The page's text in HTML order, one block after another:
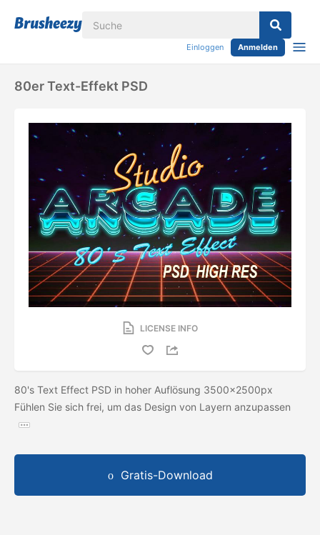
Einloggen Anmelden
80er Text-Effekt PSD
LICENSE INFO
80's Text Effect PSD in hoher Auflösung 3500x2500px
Fühlen Sie sich frei, um das Design von Layern anzupassen
Gratis-Download